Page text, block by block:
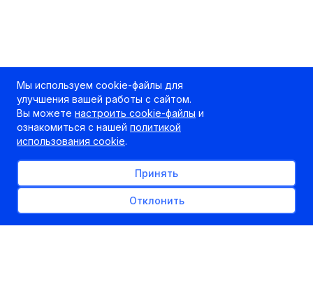
Мы используем cookie-файлы для
улучшения вашей работы с сайтом.
Вы можете настроить cookie-файлы и
ознакомиться с нашей политикой
использования cookie.
Принять
Отклонить